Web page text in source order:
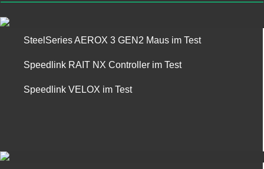
SteelSeries AEROX 3 GEN2 Maus im Test
Speedlink RAIT NX Controller im Test
Speedlink VELOX im Test